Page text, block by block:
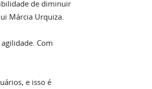
de diminuir
Márcia Urquiza.
Com
e isso é